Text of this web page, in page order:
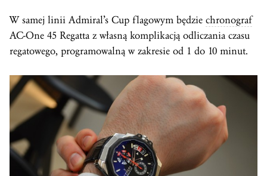
W samej linii Admiral’s Cup flagowym będzie chronograf
AC-One 45 Regatta z własną komplikacją odliczania czasu
regatowego, programowalną w zakresie od 1 do 10 minut.